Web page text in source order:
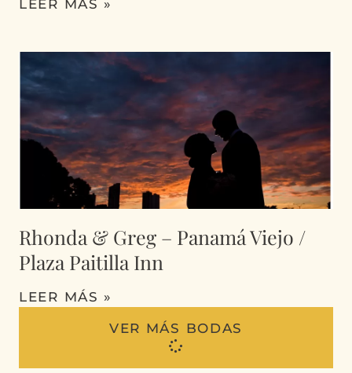
LEER MÁS »
Rhonda & Greg – Panamá Viejo /
Plaza Paitilla Inn
LEER MÁS »
VER MÁS BODAS